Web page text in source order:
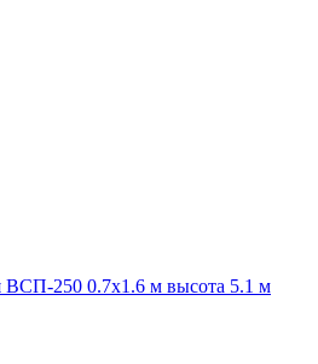
ВСП-250 0.7х1.6 м высота 5.1 м